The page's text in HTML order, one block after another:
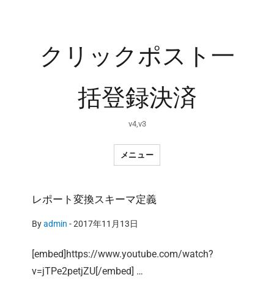
クリックポスト一
括登録決済
v4,v3
メニュー
レポート変換スキーマ定義
Byadmin -2017年11月13日
[embed]https://www.youtube.com/watch?
v=jTPe2petjZU[/embed] …